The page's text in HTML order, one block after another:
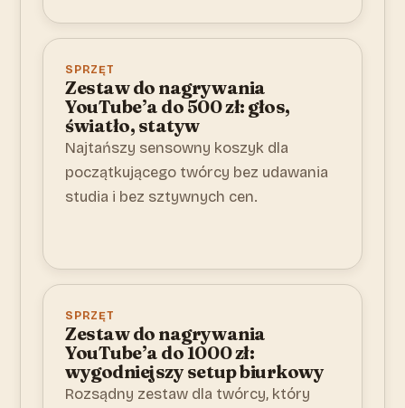
SPRZĘT
Zestaw do nagrywania
YouTube’a do 500 zł: głos,
światło, statyw
Najtańszy sensowny koszyk dla
początkującego twórcy bez udawania
studia i bez sztywnych cen.
SPRZĘT
Zestaw do nagrywania
YouTube’a do 1000 zł:
wygodniejszy setup biurkowy
Rozsądny zestaw dla twórcy, który